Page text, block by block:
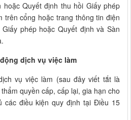
Quyết định thu hồi Giấy phép
trên cổng hoặc trang thông tin điện
phép hoặc Quyết định và Sàn
dịch vụ việc làm
vụ việc làm (sau đây viết tắt là
quyền cấp, cấp lại, gia hạn cho
các điều kiện quy định tại Điều 15